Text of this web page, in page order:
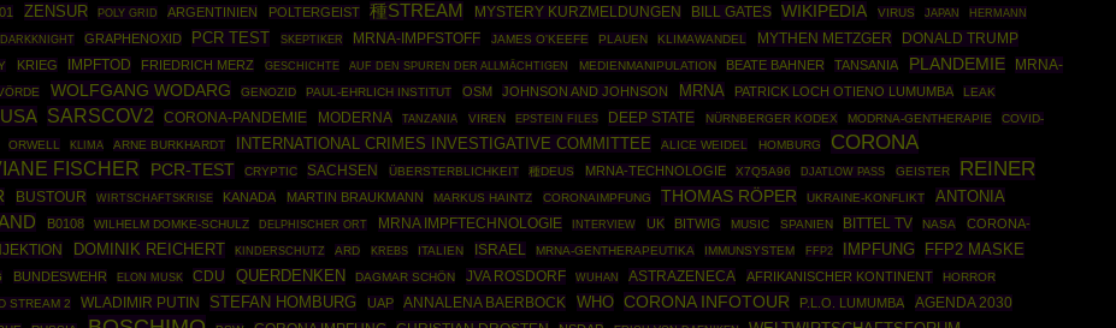
ZENSUR POLY GRID ARGENTINIEN POLTERGEIST 種STREAM MYSTERY KURZMELDUNGEN BILL GATES WIKIPEDIA VIRUS JAPAN
HERMANN
GRAPHENOXID PCR TEST SKEPTIKER MRNA-IMPFSTOFF JAMES O'KEEFE PLAUEN KLIMAWANDEL MYTHEN METZGER DONALD TRUMP
KRIEG IMPFTOD FRIEDRICH MERZ GESCHICHTE AUF DEN SPUREN DER ALLMÄCHTIGEN MEDIENMANIPULATION BEATE BAHNER TANSANIA PLANDEMIE
MRNA-
WOLFGANG WODARG GENOZID PAUL-EHRLICH INSTITUT OSM JOHNSON AND JOHNSON MRNA PATRICK LOCH OTIENO LUMUMBA
LEAK
USA SARSCOV2 CORONA-PANDEMIE MODERNA TANZANIA VIREN EPSTEIN FILES DEEP STATE NÜRNBERGER KODEX MODRNA-GENTHERAPIE
COVID-
ORWELL KLIMA ARNE BURKHARDT INTERNATIONAL CRIMES INVESTIGATIVE COMMITTEE ALICE WEIDEL HOMBURG CORONA
FISCHER PCR-TEST CRYPTIC SACHSEN ÜBERSTERBLICHKEIT 種DEUS MRNA-TECHNOLOGIE X7Q5A96 DJATLOW PASS GEISTER
REINER
BUSTOUR WIRTSCHAFTSKRISE KANADA MARTIN BRAUKMANN MARKUS HAINTZ CORONAIMPFUNG THOMAS RÖPER UKRAINE-KONFLIKT
ANTONIA
B0108 WILHELM DOMKE-SCHULZ DELPHISCHER ORT MRNA IMPFTECHNOLOGIE INTERVIEW UK BITWIG MUSIC SPANIEN BITTEL TV NASA
CORONA-
DOMINIK REICHERT KINDERSCHUTZ ARD KREBS ITALIEN ISRAEL MRNA-GENTHERAPEUTIKA IMMUNSYSTEM FFP2 IMPFUNG FFP2 MASKE
BUNDESWEHR ELON MUSK CDU QUERDENKEN DAGMAR SCHÖN JVA ROSDORF WUHAN ASTRAZENECA AFRIKANISCHER KONTINENT
HORROR
STREAM 2 WLADIMIR PUTIN STEFAN HOMBURG UAP ANNALENA BAERBOCK WHO CORONA INFOTOUR P.L.O. LUMUMBA AGENDA 2030